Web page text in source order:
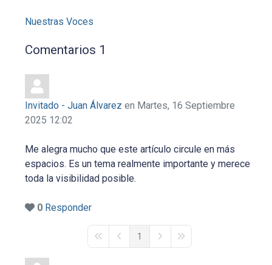
Nuestras Voces
Comentarios 1
Invitado - Juan Álvarez en Martes, 16 Septiembre
2025 12:02
Me alegra mucho que este artículo circule en más
espacios. Es un tema realmente importante y merece
toda la visibilidad posible.
0 Responder
First PagePrevious Page
1
Next PageLast Page